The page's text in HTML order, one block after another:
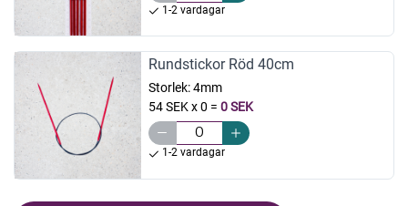
1-2 vardagar
Rundstickor Röd 40cm
Storlek:4mm
54 SEK x 0 = 0 SEK
1-2 vardagar